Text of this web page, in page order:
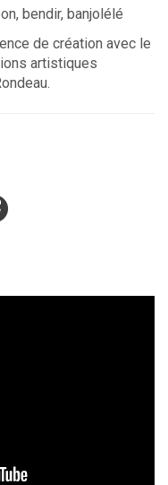
bendir, banjolélé
de création avec le
artistiques